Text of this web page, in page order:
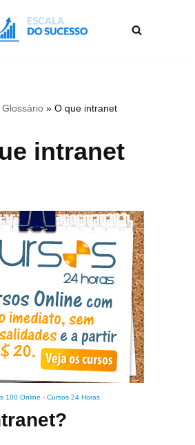
Glossário» O que intranet
intranet
100 Online - Cursos 24 Horas